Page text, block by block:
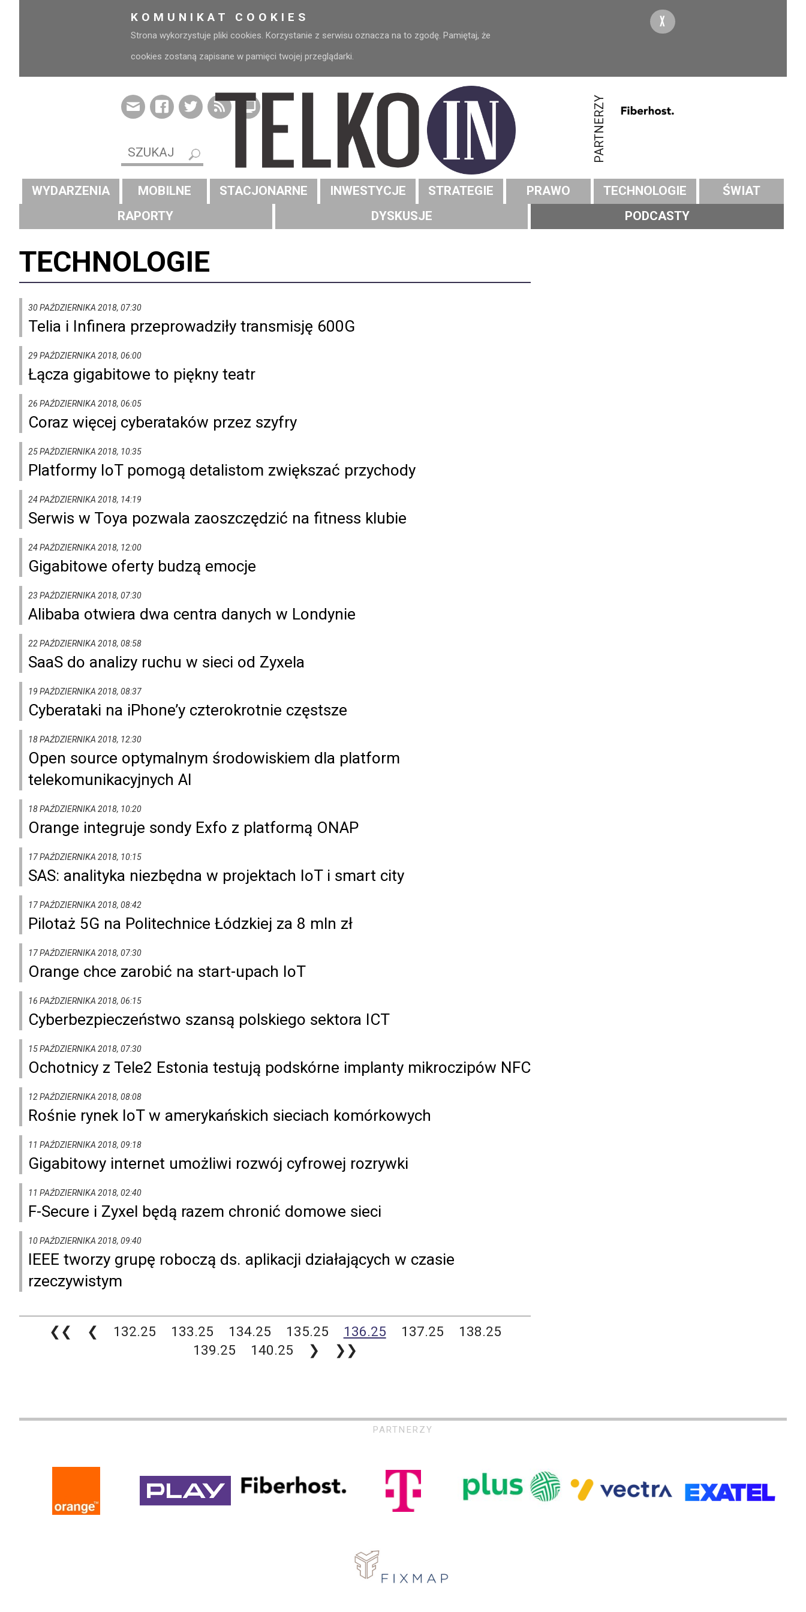
KOMUNIKAT COOKIES
Strona wykorzystuje pliki cookies. Korzystanie z serwisu oznacza na to zgodę. Pamiętaj, że
cookies zostaną zapisane w pamięci twojej przeglądarki.
X
PARTNERZY
WYDARZENIA MOBILNE STACJONARNE INWESTYCJE STRATEGIE PRAWO TECHNOLOGIE
ŚWIAT
RAPORTY
DYSKUSJE PODCASTY
TECHNOLOGIE
30 PAŹDZIERNIKA 2018, 07:30
Telia i Infinera przeprowadziły transmisję 600G
29 PAŹDZIERNIKA 2018, 06:00
Łącza gigabitowe to piękny teatr
26 PAŹDZIERNIKA 2018, 06:05
Coraz więcej cyberataków przez szyfry
25 PAŹDZIERNIKA 2018, 10:35
Platformy IoT pomogą detalistom zwiększać przychody
24 PAŹDZIERNIKA 2018, 14:19
Serwis w Toya pozwala zaoszczędzić na fitness klubie
24 PAŹDZIERNIKA 2018, 12:00
Gigabitowe oferty budzą emocje
23 PAŹDZIERNIKA 2018, 07:30
Alibaba otwiera dwa centra danych w Londynie
22 PAŹDZIERNIKA 2018, 08:58
SaaS do analizy ruchu w sieci od Zyxela
19 PAŹDZIERNIKA 2018, 08:37
Cyberataki na iPhone’y czterokrotnie częstsze
18 PAŹDZIERNIKA 2018, 12:30
Open source optymalnym środowiskiem dla platform
telekomunikacyjnych AI
18 PAŹDZIERNIKA 2018, 10:20
Orange integruje sondy Exfo z platformą ONAP
17 PAŹDZIERNIKA 2018, 10:15
SAS: analityka niezbędna w projektach IoT i smart city
17 PAŹDZIERNIKA 2018, 08:42
Pilotaż 5G na Politechnice Łódzkiej za 8 mln zł
17 PAŹDZIERNIKA 2018, 07:30
Orange chce zarobić na start-upach IoT
16 PAŹDZIERNIKA 2018, 06:15
Cyberbezpieczeństwo szansą polskiego sektora ICT
15 PAŹDZIERNIKA 2018, 07:30
Ochotnicy z Tele2 Estonia testują podskórne implanty mikroczipów NFC
12 PAŹDZIERNIKA 2018, 08:08
Rośnie rynek IoT w amerykańskich sieciach komórkowych
11 PAŹDZIERNIKA 2018, 09:18
Gigabitowy internet umożliwi rozwój cyfrowej rozrywki
11 PAŹDZIERNIKA 2018, 02:40
F-Secure i Zyxel będą razem chronić domowe sieci
10 PAŹDZIERNIKA 2018, 09:40
IEEE tworzy grupę roboczą ds. aplikacji działających w czasie
rzeczywistym
❮❮ ❮ 132.25 133.25 134.25 135.25 136.25 137.25
138.25
139.25
140.25 ❯ ❯❯
PARTNERZY